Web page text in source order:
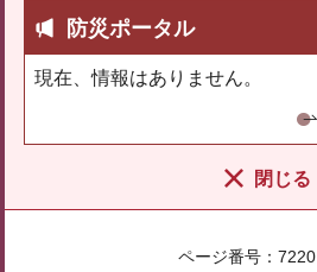
防災ポータル
現在、情報はありません。
閉じる
ページ番号：7220